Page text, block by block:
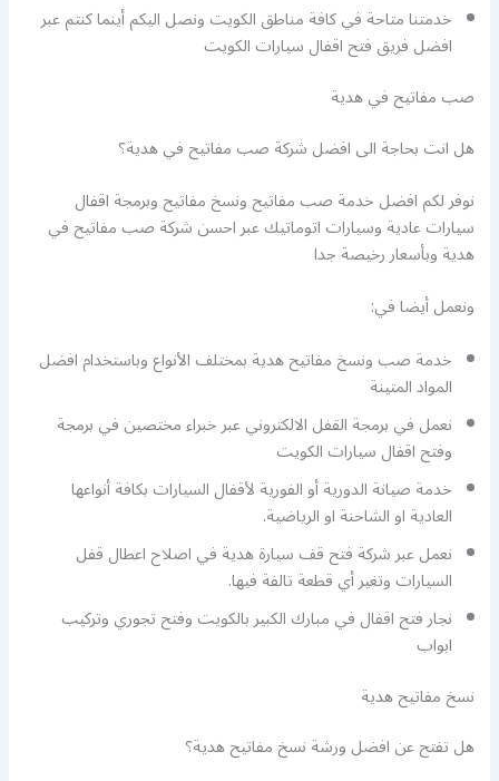
خدمتنا متاحة في كافة مناطق الكويت ونصل اليكم أينما كنتم عبر
افضل فريق فتح اقفال سيارات الكويت
صب مفاتيح في هدية
هل انت بحاجة الى افضل شركة صب مفاتيح في هدية؟
نوفر لكم افضل خدمة صب مفاتيح ونسخ مفاتيح وبرمجة اقفال
سيارات عادية وسيارات اتوماتيك عبر احسن شركة صب مفاتيح في
هدية وبأسعار رخيصة جدا
ونعمل أيضا في:
خدمة صب ونسخ مفاتيح هدية بمختلف الأنواع وباستخدام افضل
المواد المتينة
نعمل في برمجة القفل الالكتروني عبر خبراء مختصين في برمجة
وفتح اقفال سيارات الكويت
خدمة صيانة الدورية أو الفورية لأقفال السيارات بكافة أنواعها
العادية او الشاحنة او الرياضية.
نعمل عبر شركة فتح قف سيارة هدية في اصلاح اعطال قفل
السيارات وتغير أي قطعة تالفة فيها.
نجار فتح اقفال في مبارك الكبير بالكويت وفتح تجوري وتركيب
ابواب
نسخ مفاتيح هدية
هل تفتح عن افضل ورشة نسخ مفاتيح هدية؟